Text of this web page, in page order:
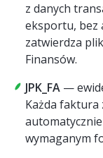
z danych
eksportu, bez
zatwierdza
Finansów.
JPK_FA —
Każda faktura
wymaganym